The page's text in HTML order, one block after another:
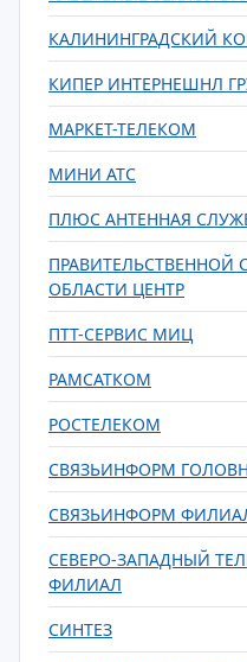
КАЛИНИНГРАДСКИЙ
КИПЕР ИНТЕРНЕШНЛ
МАРКЕТ-ТЕЛЕКОМ
МИНИ АТС
ПЛЮС АНТЕННАЯ
ПРАВИТЕЛЬСТВЕННОЙ
ОБЛАСТИ ЦЕНТР
ПТТ-СЕРВИС МИЦ
РАМСАТКОМ
РОСТЕЛЕКОМ
СВЯЗЬИНФОРМ
СВЯЗЬИНФОРМ
СЕВЕРО-ЗАПАДНЫЙ
ФИЛИАЛ
СИНТЕЗ